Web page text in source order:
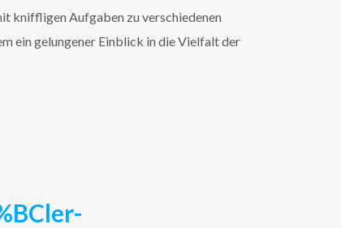
kniffligen Aufgaben zu verschiedenen
ein gelungener Einblick in die Vielfalt der